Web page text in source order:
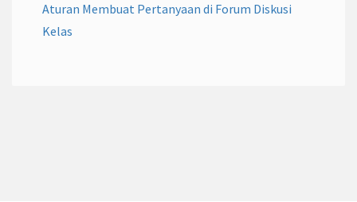
Aturan Membuat Pertanyaan di Forum Diskusi
Kelas